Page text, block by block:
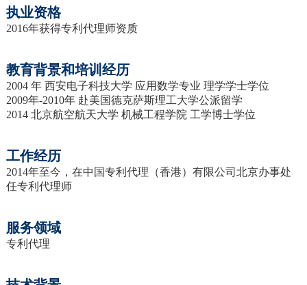
执业资格
2016年获得专利代理师资质
教育背景和培训经历
2004 年 西安电子科技大学 应用数学专业 理学学士学位
2009年-2010年 赴美国德克萨斯理工大学公派留学
2014 北京航空航天大学 机械工程学院 工学博士学位
工作经历
2014年至今，在中国专利代理（香港）有限公司北京办事处
任专利代理师
服务领域
专利代理